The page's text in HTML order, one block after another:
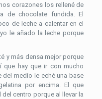
corazones los rellené de
de chocolate fundida. El
de leche a calentar en el
le añado la leche porque
y más densa mejor porque
que hay que ir con mucho
del medio le eché una base
por encima. El que
centro porque al llevar la